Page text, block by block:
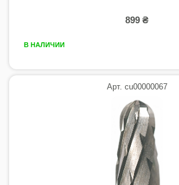
899 ₴
В НАЛИЧИИ
Арт. cu00000067